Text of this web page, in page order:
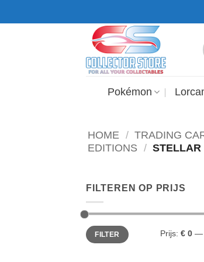
naar
Pokémon
HOME / TRADING
EDITIONS / STELLAR
FILTEREN OP PRIJS
Min.
prijs
Max.
prijsFILTER Prijs: € 0 —